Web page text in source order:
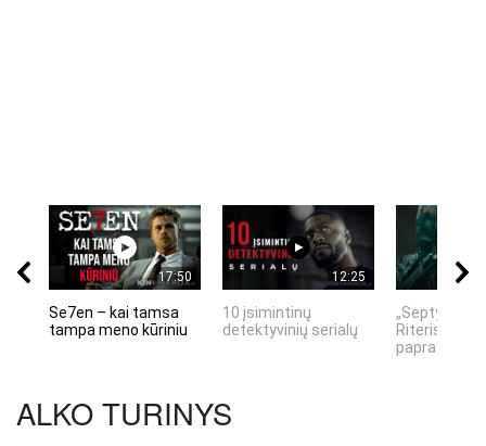
17:50
Se7en – kai tamsa
tampa meno kūriniu
12:25
10 įsimintinų
detektyvinių serialų
„Septynių
Riteris" – kai
ALKO TURINYS